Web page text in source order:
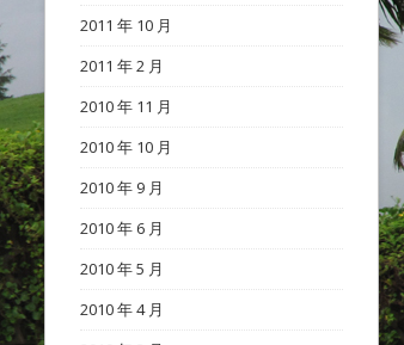
2011 年 10 月
2011 年 2 月
2010 年 11 月
2010 年 10 月
2010 年 9 月
2010 年 6 月
2010 年 5 月
2010 年 4 月